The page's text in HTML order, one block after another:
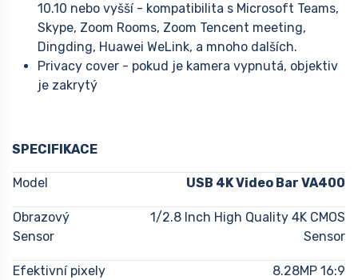
10.10 nebo vyšší - kompatibilita s Microsoft Teams,
Skype, Zoom Rooms, Zoom Tencent meeting,
Dingding, Huawei WeLink, a mnoho dalších.
Privacy cover - pokud je kamera vypnutá, objektiv
je zakrytý
SPECIFIKACE
Model USB 4K Video Bar VA400
Obrazový
Sensor
1/2.8 Inch High Quality 4K CMOS
Sensor
Efektivní pixely 8.28MP 16:9